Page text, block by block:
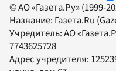
© АО «Газета.Ру» (1999-
Название: Газета.Ru
Учредитель:АО
7743625728
Адрес учредителя: